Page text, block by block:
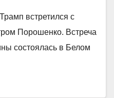
встретился с
Порошенко. Встреча
состоялась в Белом